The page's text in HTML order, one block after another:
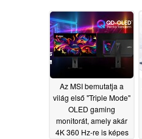
Az MSI bemutatja a
világ első "Triple Mode"
OLED gaming
monitorát, amely akár
4K 360 Hz-re is képes